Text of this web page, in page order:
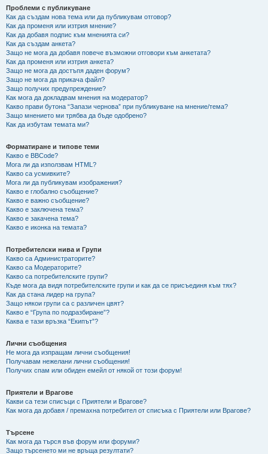
Проблеми с публикуване
Как да създам нова тема или да публикувам отговор?
Как да променя или изтрия мнение?
Как да добавя подпис към мненията си?
Как да създам анкета?
Защо не мога да добавя повече възможни отговори към анкетата?
Как да променя или изтрия анкета?
Защо не мога да достъпя даден форум?
Защо не мога да прикача файл?
Защо получих предупреждение?
Как мога да докладвам мнения на модератор?
Какво прави бутона “Запази чернова” при публикуване на мнение/тема?
Защо мнението ми трябва да бъде одобрено?
Как да избутам темата ми?
Форматиране и типове теми
Какво е BBCode?
Мога ли да използвам HTML?
Какво са усмивките?
Мога ли да публикувам изображения?
Какво е глобално съобщение?
Какво е важно съобщение?
Какво е заключена тема?
Какво е закачена тема?
Какво е иконка на темата?
Потребителски нива и Групи
Какво са Администраторите?
Какво са Модераторите?
Какво са потребителските групи?
Къде мога да видя потребителските групи и как да се присъединя към тях?
Как да стана лидер на група?
Защо някои групи са с различен цвят?
Какво е “Група по подразбиране”?
Каква е тази връзка “Екипът”?
Лични съобщения
Не мога да изпращам лични съобщения!
Получавам нежелани лични съобщения!
Получих спам или обиден емейл от някой от този форум!
Приятели и Врагове
Какви са тези списъци с Приятели и Врагове?
Как мога да добавя / премахна потребител от списъка с Приятели или Врагове?
Търсене
Как мога да търся във форум или форуми?
Защо търсенето ми не връща резултати?